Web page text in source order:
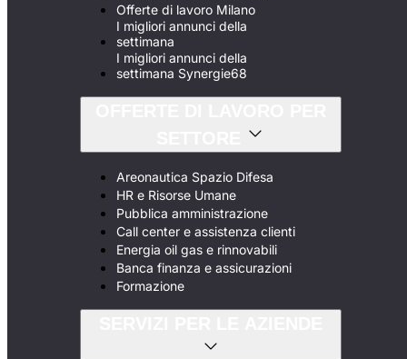
Offerte di lavoro Milano
I migliori annunci della
settimana
I migliori annunci della
settimana Synergie68
Areonautica Spazio Difesa
HR e Risorse Umane
Pubblica amministrazione
Call center e assistenza clienti
Energia oil gas e rinnovabili
Banca finanza e assicurazioni
Formazione